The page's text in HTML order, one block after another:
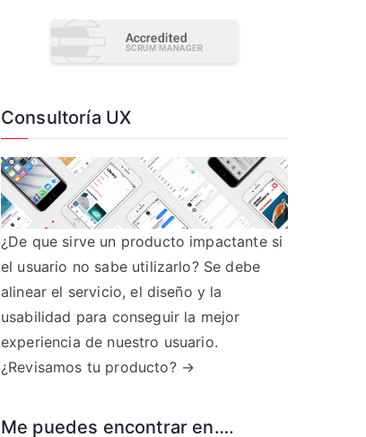
Consultoría UX
¿De que sirve un producto impactante si
el usuario no sabe utilizarlo? Se debe
alinear el servicio, el diseño y la
usabilidad para conseguir la mejor
experiencia de nuestro usuario.
¿Revisamos tu producto? →
Me puedes encontrar en….